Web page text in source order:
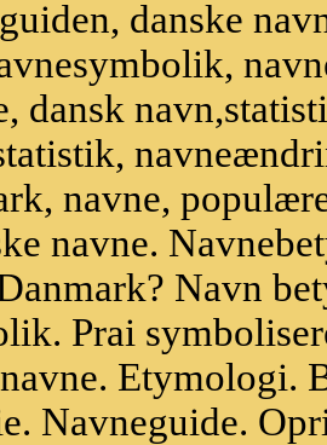
danske
dansk
navne,
navne.
Navn
Prai
Etymologi.
Navneguide.